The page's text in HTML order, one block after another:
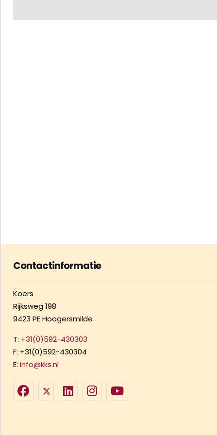
Contactinformatie
Koers
Rijksweg 198
9423 PE Hoogersmilde
T: +31(0)592-430303
F: +31(0)592-430304
E: info@kks.nl